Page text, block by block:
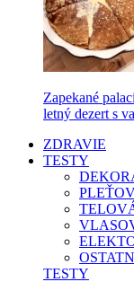
Zapekané
letný dezert s
ZDRAVIE
TESTY
TESTY